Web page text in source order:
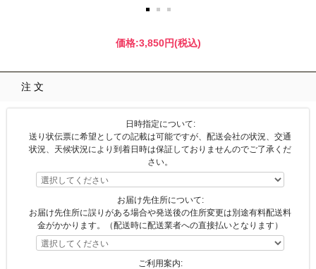
価格:3,850円(税込)
注文
日時指定について:
送り状伝票に希望としての記載は可能ですが、配送会社の状況、交通
状況、天候状況により到着日時は保証しておりませんのでご了承くだ
さい。
お届け先住所について:
お届け先住所に誤りがある場合や発送後の住所変更は別途有料配送料
金がかかります。（配送時に配送業者への直接払いとなります）
ご利用案内: